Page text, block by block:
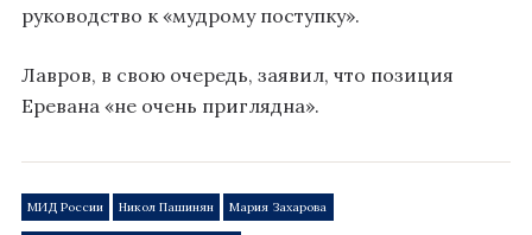
руководство к «мудрому поступку».
Лавров, в свою очередь, заявил, что позиция
Еревана «не очень приглядна».
МИД России Никол Пашинян Мария Захарова